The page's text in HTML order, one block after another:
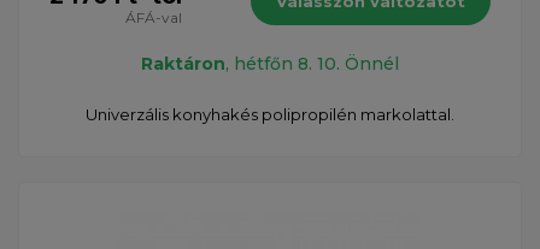
ÁFÁ-val
Raktáron, hétfőn 8. 10. Önnél
Univerzális konyhakés polipropilén markolattal.